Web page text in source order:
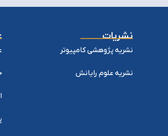
نشریات
نشریه پژوهشی کامپیوتر
نشریه علوم رایانش